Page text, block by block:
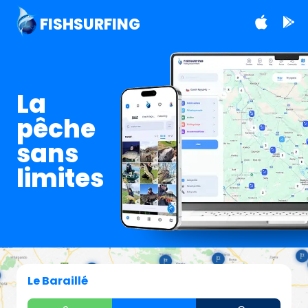
FISHSURFING
La
pêche
sans
limites
Le Baraillé